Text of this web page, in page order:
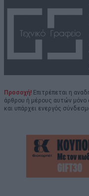
Προσοχή! Επιτρέπεται η
άρθρου ή μέρους αυτών μόνο
και υπάρχει ενεργός